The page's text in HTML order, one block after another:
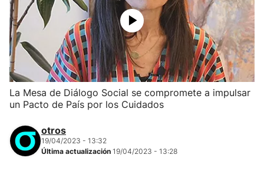
La Mesa de Diálogo Social se compromete a impulsar
un Pacto de País por los Cuidados
otros
19/04/2023 - 13:32
Última actualización 19/04/2023 - 13:28